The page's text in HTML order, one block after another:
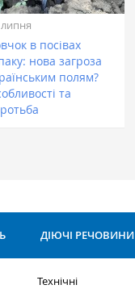
в посівах
нова загроза
полям?
та
ДІЮЧІ РЕЧОВИНИ
Технічні